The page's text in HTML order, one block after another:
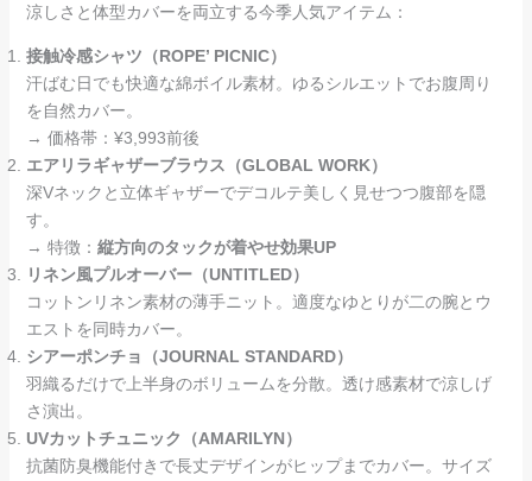
涼しさと体型カバーを両立する今季人気アイテム：
接触冷感シャツ（ROPE’ PICNIC）
汗ばむ日でも快適な綿ボイル素材。ゆるシルエットでお腹周り
を自然カバー。
→ 価格帯：¥3,993前後
エアリラギャザーブラウス（GLOBAL WORK）
深Vネックと立体ギャザーでデコルテ美しく見せつつ腹部を隠
す。
→ 特徴： 縦方向のタックが着やせ効果UP
リネン風プルオーバー（UNTITLED）
コットンリネン素材の薄手ニット。適度なゆとりが二の腕とウ
エストを同時カバー。
シアーポンチョ（JOURNAL STANDARD）
羽織るだけで上半身のボリュームを分散。透け感素材で涼しげ
さ演出。
UVカットチュニック（AMARILYN）
抗菌防臭機能付きで長丈デザインがヒップまでカバー。サイズ